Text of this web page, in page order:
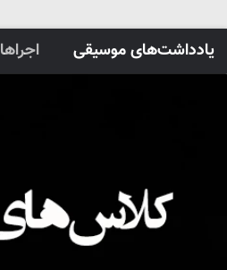
یادداشت‌های موسیقی اجراها